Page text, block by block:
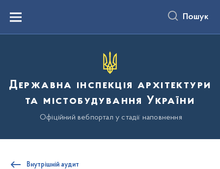
вмістуMenu Пошук
Державна інспекція архітектури
та містобудування України
Офіційний вебпортал у стадії наповнення
Внутрішній аудит